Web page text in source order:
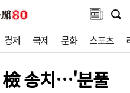
경제 국제 문화 스포츠
檢 송치…'분풀